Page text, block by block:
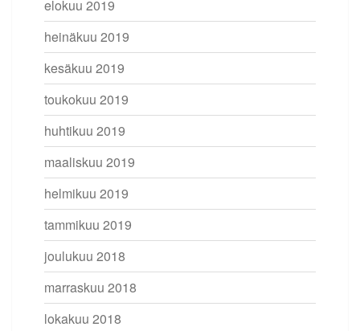
elokuu 2019
heinäkuu 2019
kesäkuu 2019
toukokuu 2019
huhtikuu 2019
maaliskuu 2019
helmikuu 2019
tammikuu 2019
joulukuu 2018
marraskuu 2018
lokakuu 2018